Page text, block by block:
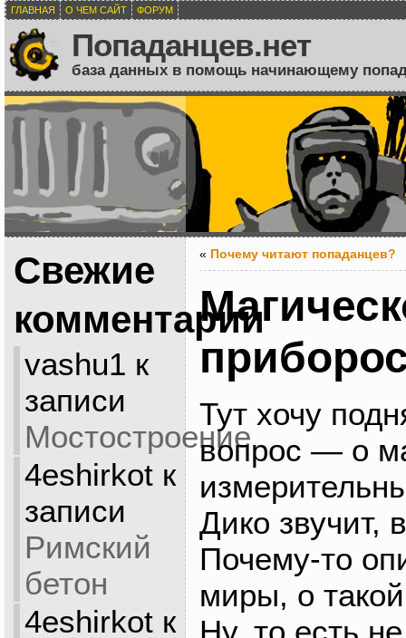
ГЛАВНАЯ О ЧЕМ САЙТ ФОРУМ
Попаданцев.нет
база данных в помощь начинающему
Свежие
комментарии
vashu1 к
записи
Мостостроение
4eshirkotк
записи
Римский
бетон
4eshirkotк
« Почему читают попаданцев?
Тут хочу
вопрос — о
Дико звучит,
Почему-то
миры, о